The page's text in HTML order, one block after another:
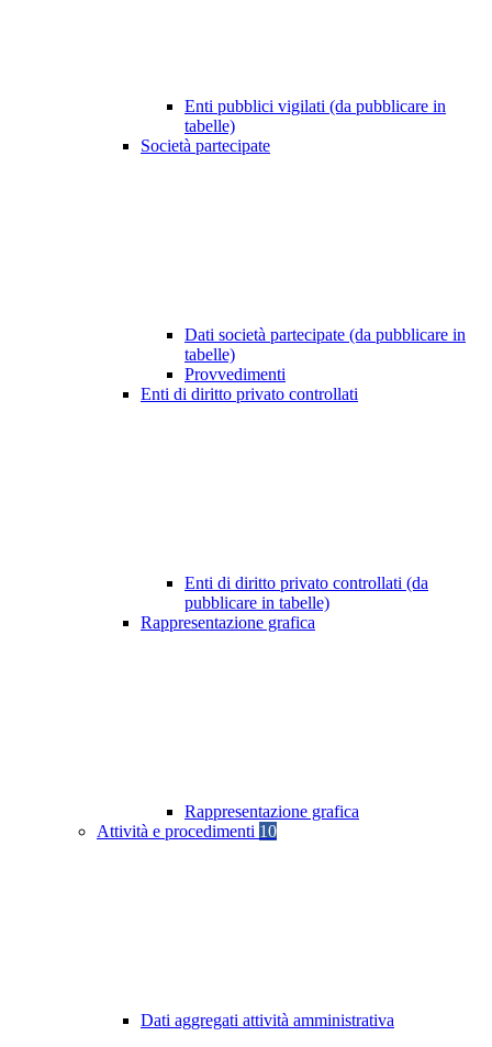
Enti pubblici vigilati (da pubblicare in
tabelle)
Società partecipate
Dati società partecipate (da pubblicare in
tabelle)
Provvedimenti
Enti di diritto privato controllati
Enti di diritto privato controllati (da
pubblicare in tabelle)
Rappresentazione grafica
Rappresentazione grafica
Attività e procedimenti 10
Dati aggregati attività amministrativa